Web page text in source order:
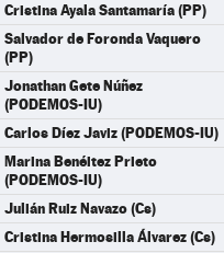
Cristina Ayala Santamaría (PP)
Salvador de Foronda Vaquero
(PP)
Jonathan Gete Núñez
(PODEMOS-IU)
Carlos Díez Javiz (PODEMOS-IU)
Marina Benéitez Prieto
(PODEMOS-IU)
Julián Ruiz Navazo (Cs)
Cristina Hermosilla Álvarez (Cs)